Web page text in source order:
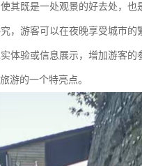
既是一处观景的好去处，也
游客可以在夜晚享受城市的
验或信息展示，增加游客的
游的一个特亮点。